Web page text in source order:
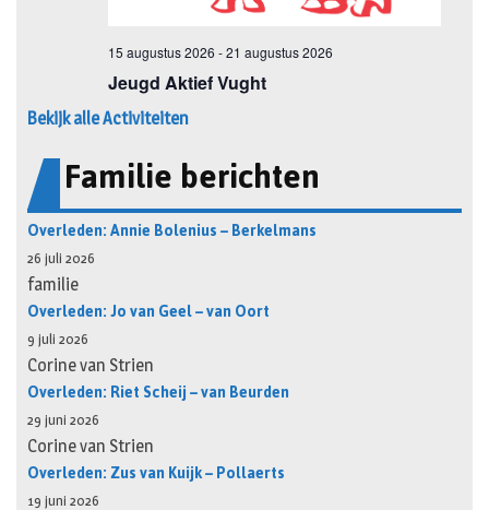
Bekijk alle Activiteiten
Familie berichten
Overleden: Annie Bolenius – Berkelmans
26 juli 2026
familie
Overleden: Jo van Geel – van Oort
9 juli 2026
Corine van Strien
Overleden: Riet Scheij – van Beurden
29 juni 2026
Corine van Strien
Overleden: Zus van Kuijk – Pollaerts
19 juni 2026